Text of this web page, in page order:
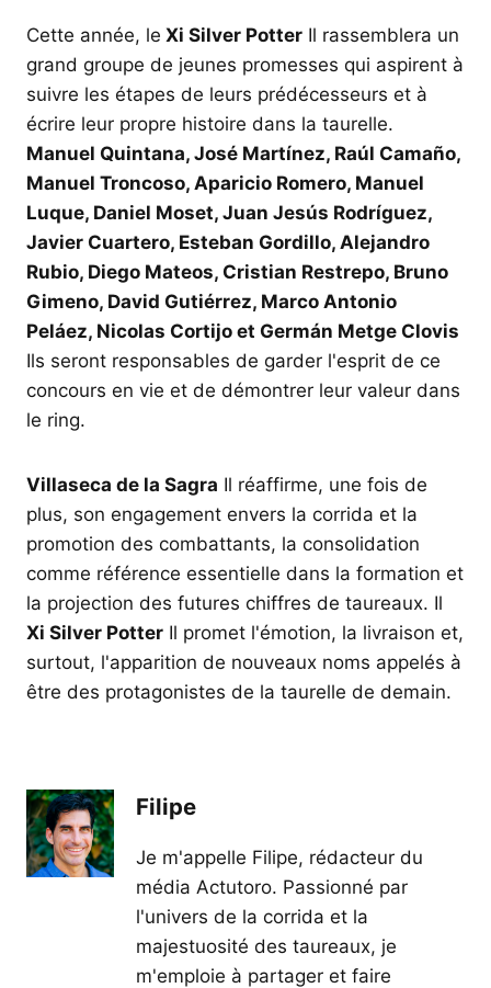
Cette année, le Xi Silver Potter Il rassemblera un
grand groupe de jeunes promesses qui aspirent à
suivre les étapes de leurs prédécesseurs et à
écrire leur propre histoire dans la taurelle.
Manuel Quintana, José Martínez, Raúl Camaño,
Manuel Troncoso, Aparicio Romero, Manuel
Luque, Daniel Moset, Juan Jesús Rodríguez,
Javier Cuartero, Esteban Gordillo, Alejandro
Rubio, Diego Mateos, Cristian Restrepo, Bruno
Gimeno, David Gutiérrez, Marco Antonio
Peláez, Nicolas Cortijo et Germán Metge Clovis
Ils seront responsables de garder l'esprit de ce
concours en vie et de démontrer leur valeur dans
le ring.
Villaseca de la Sagra Il réaffirme, une fois de
plus, son engagement envers la corrida et la
promotion des combattants, la consolidation
comme référence essentielle dans la formation et
la projection des futures chiffres de taureaux. Il
Xi Silver Potter Il promet l'émotion, la livraison et,
surtout, l'apparition de nouveaux noms appelés à
être des protagonistes de la taurelle de demain.
Filipe
Je m'appelle Filipe, rédacteur du
média Actutoro. Passionné par
l'univers de la corrida et la
majestuosité des taureaux, je
m'emploie à partager et faire